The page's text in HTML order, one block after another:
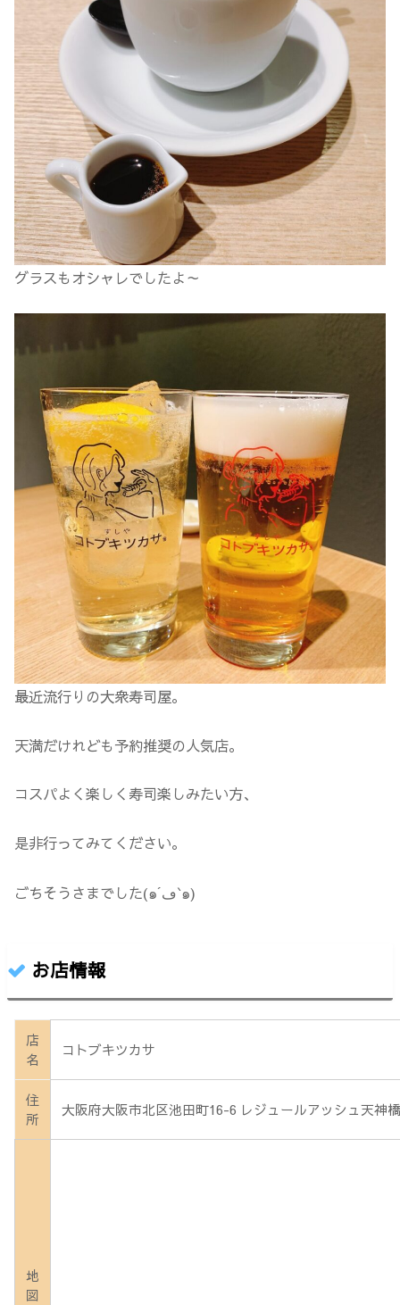
グラスもオシャレでしたよ～
最近流行りの大衆寿司屋。
天満だけれども予約推奨の人気店。
コスパよく楽しく寿司楽しみたい方、
是非行ってみてください。
ごちそうさまでした(๑´ڡ`๑)
お店情報
店
名
コトブキツカサ
住
所
大阪府大阪市北区池田町16-6 レジュールアッシュ天神
地
図